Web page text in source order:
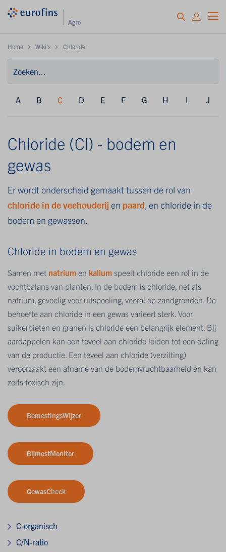
Home Wiki's Chloride
A B C D E F G H I J
Chloride (Cl) - bodem en
gewas
Er wordt onderscheid gemaakt tussen de rol van
chloride in de veehouderij en paard, en chloride in de
bodem en gewassen.
Chloride in bodem en gewas
Samen met natrium en kalium speelt chloride een rol in de
vochtbalans van planten. In de bodem is chloride, net als
natrium, gevoelig voor uitspoeling, vooral op zandgronden. De
behoefte aan chloride in een gewas varieert sterk. Voor
suikerbieten en granen is chloride een belangrijk element. Bij
aardappelen kan een teveel aan chloride leiden tot een daling
van de productie. Een teveel aan chloride (verzilting)
veroorzaakt een afname van de bodemvruchtbaarheid en kan
zelfs toxisch zijn.
BemestingsWijzer
BijmestMonitor
GewasCheck
C-organisch
C/N-ratio